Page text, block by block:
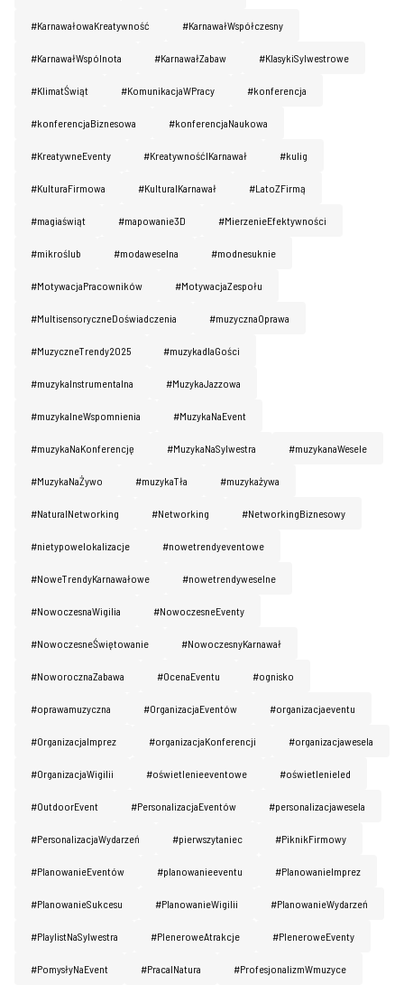
#KarnawałowaKreatywność #KarnawałWspółczesny
#KarnawałWspólnota #KarnawałZabaw #KlasykiSylwestrowe
#KlimatŚwiąt #KomunikacjaWPracy #konferencja
#konferencjaBiznesowa #konferencjaNaukowa
#KreatywneEventy #KreatywnośćIKarnawał #kulig
#KulturaFirmowa #KulturaIKarnawał #LatoZFirmą
#magiaświąt #mapowanie3D #MierzenieEfektywności
#mikroślub #modaweselna #modnesuknie
#MotywacjaPracowników #MotywacjaZespołu
#MultisensoryczneDoświadczenia #muzycznaOprawa
#MuzyczneTrendy2025 #muzykadlaGości
#muzykaInstrumentalna #MuzykaJazzowa
#muzykalneWspomnienia #MuzykaNaEvent
#muzykaNaKonferencję #MuzykaNaSylwestra #muzykanaWesele
#MuzykaNaŻywo #muzykaTła #muzykażywa
#NaturaINetworking #Networking #NetworkingBiznesowy
#nietypowelokalizacje #nowetrendyeventowe
#NoweTrendyKarnawałowe #nowetrendyweselne
#NowoczesnaWigilia #NowoczesneEventy
#NowoczesneŚwiętowanie #NowoczesnyKarnawał
#NoworocznaZabawa #OcenaEventu #ognisko
#oprawamuzyczna #OrganizacjaEventów #organizacjaeventu
#OrganizacjaImprez #organizacjaKonferencji #organizacjawesela
#OrganizacjaWigilii #oświetlenieeventowe #oświetlenieled
#OutdoorEvent #PersonalizacjaEventów #personalizacjawesela
#PersonalizacjaWydarzeń #pierwszytaniec #PiknikFirmowy
#PlanowanieEventów #planowanieeventu #PlanowanieImprez
#PlanowanieSukcesu #PlanowanieWigilii #PlanowanieWydarzeń
#PlaylistNaSylwestra #PleneroweAtrakcje #PleneroweEventy
#PomysłyNaEvent #PracaINatura #ProfesjonalizmWmuzyce